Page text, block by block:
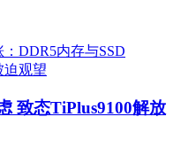
致态TiPlus9100解放